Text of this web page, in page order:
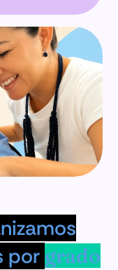
por grado